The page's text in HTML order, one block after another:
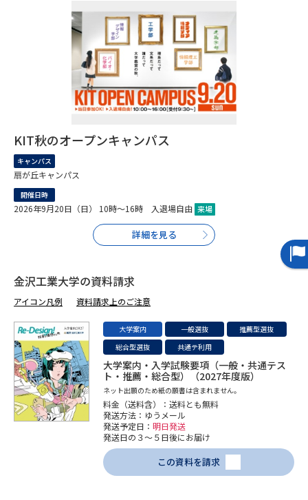
大学入学共通テスト「受験上の
配慮案内」の請求
高等学校卒業程度認定試験
幼稚園教員資格認定試験 小学校教員資格認定試験
高等学校（情報）教員資格認定
大学で学べる内容や特徴を調べる
新増設大学・学部・学科特集
国際・グローバルに強い大学特
集
データサイエンス特集
デジタルパンフレット 進路の３択
新学年スタート号特集ページ
（高3生用）
新学年スタート号特集ページ
（高2生用）
SELFBRAND特集ページ
オープンキャンパスなどを調べる
オープンキャンパス検索 実施プログラムから探す
KIT秋のオープンキャンパス
キャンパス
扇が丘キャンパス
開催日時
2026年9月20日（日） 10時～16時 入退場自由 来場
詳細を見る
金沢工業大学の資料請求
アイコン凡例 資料請求上のご注意
大学案内 一般選抜
推薦型選抜
総合型選抜
共通テ利用
大学案内・入学試験要項（一般・共通テス
ト・推薦・総合型）（2027年度版）
ネット出願のため紙の願書は含まれません。
料金（送料含）：送料とも無料
発送方法：ゆうメール
発送予定日： 明日発送
発送日の３～５日後にお届け
この資料を請求